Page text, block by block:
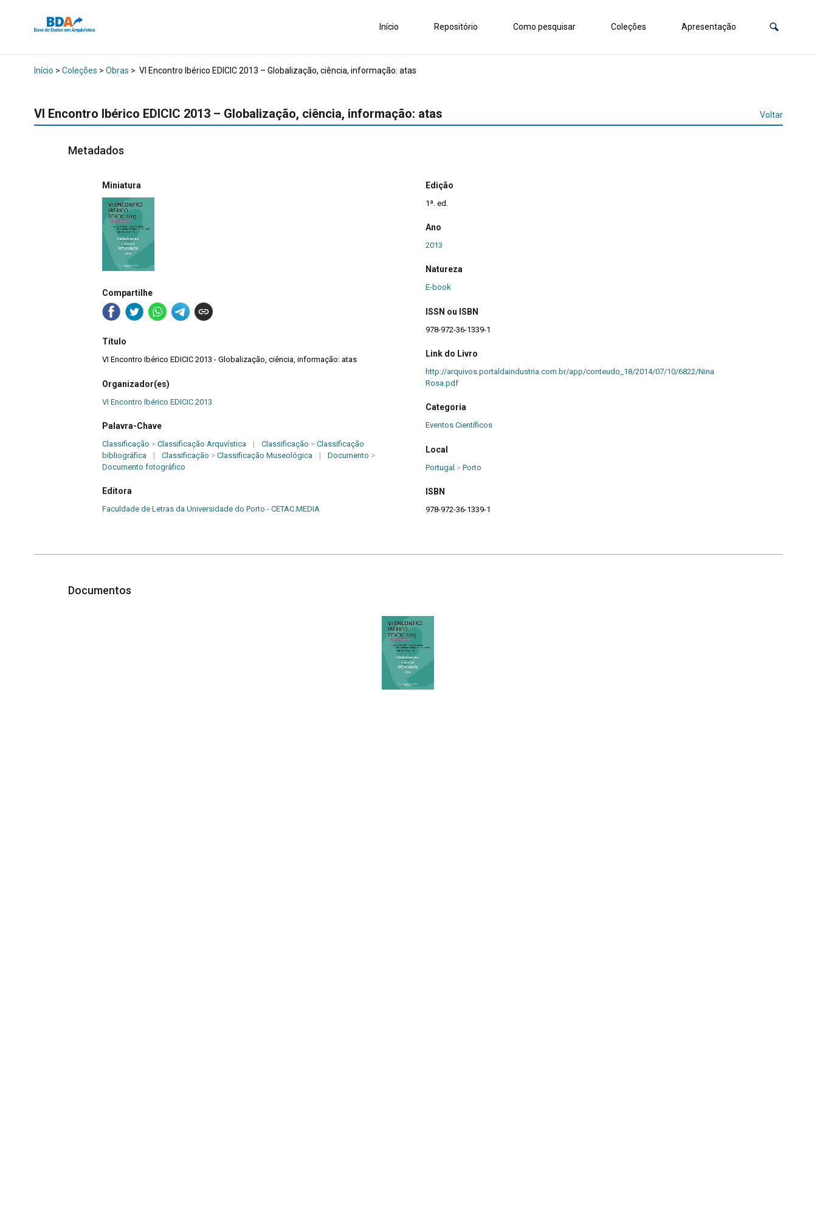
Início Repositório Como pesquisar Coleções Apresentação
Início > Coleções > Obras > VI Encontro Ibérico EDICIC 2013 – Globalização, ciência, informação: atas
VI Encontro Ibérico EDICIC 2013 – Globalização, ciência, informação: atas Voltar
Metadados
Miniatura
Compartilhe
Título
VI Encontro Ibérico EDICIC 2013 - Globalização, ciência, informação: atas
Organizador(es)
VI Encontro Ibérico EDICIC 2013
Palavra-Chave
Classificação > Classificação Arquvística | Classificação > Classificação
bibliográfica
| Classificação > Classificação Museológica | Documento >
Documento fotográfico
Editora
Faculdade de Letras da Universidade do Porto - CETAC.MEDIA
Edição
1ª. ed.
Ano
2013
Natureza
E-book
ISSN ou ISBN
978-972-36-1339-1
Link do Livro
http://arquivos.portaldaindustria.com.br/app/conteudo_18/2014/07/10/6822/Nina
Rosa.pdf
Categoria
Eventos Científicos
Local
Portugal > Porto
ISBN
978-972-36-1339-1
Documentos